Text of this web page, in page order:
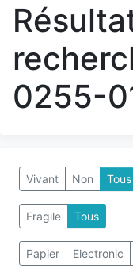
0255-
Vivant Non Tous
Fragile Tous
Papier Electronic